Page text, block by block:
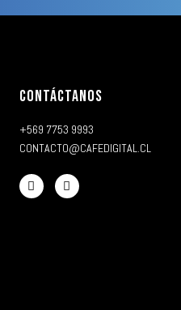
CONTÁCTANOS
+569 7753 9993
CONTACTO@CAFEDIGITAL.CL